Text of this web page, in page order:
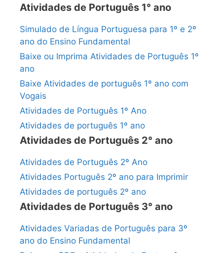
Atividades de Português 1° ano
Simulado de Língua Portuguesa para 1º e 2º
ano do Ensino Fundamental
Baixe ou Imprima Atividades de Português 1º
ano
Baixe Atividades de português 1º ano com
Vogais
Atividades de Português 1º Ano
Atividades de português 1º ano
Atividades de Português 2° ano
Atividades de Português 2º Ano
Atividades Português 2º ano para Imprimir
Atividades de português 2º ano
Atividades de Português 3° ano
Atividades Variadas de Português para 3º
ano do Ensino Fundamental